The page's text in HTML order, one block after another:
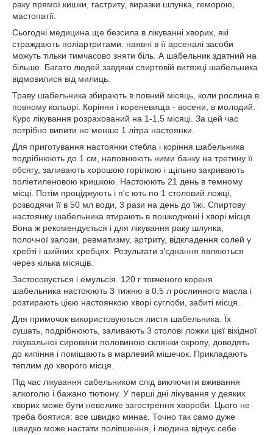
раку прямої кишки, гастриту, виразки шлунка, геморою,
мастопатії.
Сьогодні медицина ще безсила в лікуванні хворих, які
страждають поліартритами: наявні в її арсеналі засоби
можуть тільки тимчасово зняти біль. А шабельник здатний на
більше. Багато людей завдяки спиртовій витяжці шабельника
відмовилися від милиць.
Траву шабельника збирають в повний місяць, коли рослина в
повному кольорі. Коріння і кореневища - восени, в молодий.
Курс лікування розрахований на 1-1,5 місяці. За цей час
потрібно випити не менше 1 літра настоянки.
Для приготування настоянки стебла і коріння шабельника
подрібнюють до 1 см, наповнюють ними банку на третину її
обсягу, заливають хорошою горілкою і щільно закривають
поліетиленовою кришкою. Настоюють 21 день в темному
місці. Потім проціджують і п'є ють по 1 столовий ложці,
розводячи її в 50 мл води, 3 рази на день до їжі. Спиртову
настоянку шабельника втирають в пошкоджені і хворі місця.
Вона ж рекомендується і для лікування раку шлунка,
полочної залози, ревматизму, артриту, відкладення солей у
хребті і шийних хребцях. Результати з'єднання являються
через кілька місяців.
Застосовується і емульсія. 120 г товченого кореня
шабельника настоюють 3 тижню в 0,5 л рослинного масла і
розтирають цією настоянкою хворі суглоби, забиті місця.
Для примочок використовуються листя шабельника. Їх
сушать, подрібнюють, заливають 3 столові ложки цієї віхідної
лікувальної сировини половиною склянки окропу, доводять
до кипіння і поміщають в марлевий мішечок. Прикладають
теплим до хворого місця.
Під час лікування сабельником слід виключити вживання
алкоголю і бажано тютюну. У перші дні лікування у деяких
хворих може бути невелике загострення хвороби. Цього не
треба боятися: все швидко минає. Точно так само дуже
швидко може настати поліпшення, і людина відчує себе